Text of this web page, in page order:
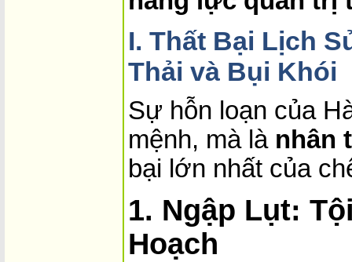
I. Thất Bại Lịch
Thải và Bụi Khói
Sự hỗn loạn của
mệnh, mà là nhân
bại lớn nhất của
1. Ngập Lụt:
Hoạch